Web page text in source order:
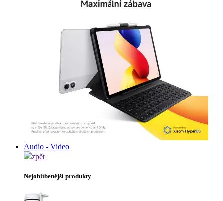
Audio - Video
zpět
Nejoblíbenější produkty